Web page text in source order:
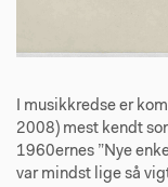
I musikkredse er
2008) mest kendt
1960ernes ”Nye
var mindst lige så